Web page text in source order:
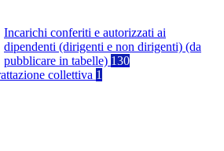
Incarichi conferiti e autorizzati ai
dipendenti (dirigenti e non dirigenti) (da
pubblicare in tabelle) 130
collettiva 1